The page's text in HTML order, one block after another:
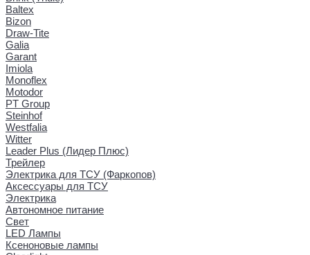
Baltex
Bizon
Draw-Tite
Galia
Garant
Imiola
Monoflex
Motodor
PT Group
Steinhof
Westfalia
Witter
Leader Plus (Лидер Плюс)
Трейлер
Электрика для ТСУ (Фаркопов)
Аксессуары для ТСУ
Электрика
Автономное питание
Свет
LED Лампы
Ксеноновые лампы